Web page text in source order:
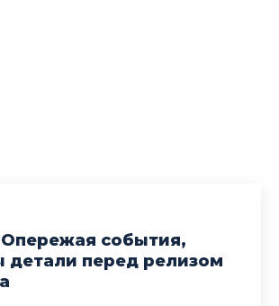
Опережая события,
детали перед релизом